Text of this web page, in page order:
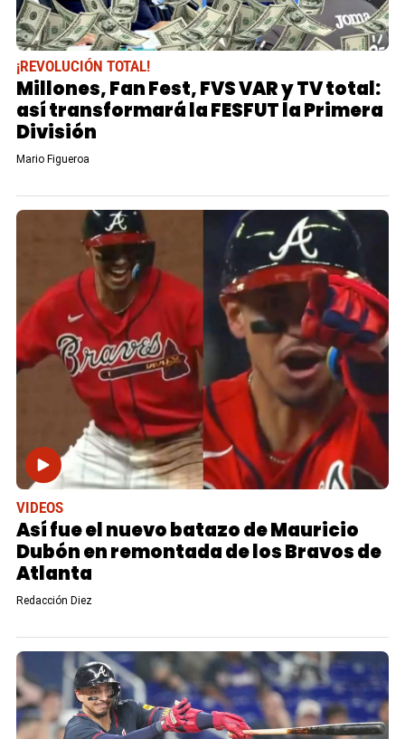
¡REVOLUCIÓN TOTAL!
Millones, Fan Fest, FVS VAR y TV total:
así transformará la FESFUT la Primera
División
Mario Figueroa
VIDEOS
Así fue el nuevo batazo de Mauricio
Dubón en remontada de los Bravos de
Atlanta
Redacción Diez